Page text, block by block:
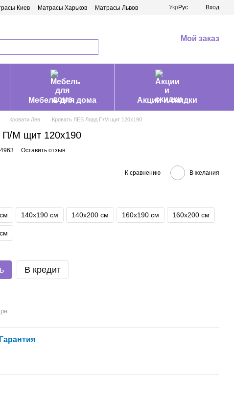
Киев Матрасы Харьков
Матрасы Львов
Укр Рус Вход
Мой заказ
Мебель для дома Акции и скидки
Кровати Лев Кровать ЛЕВ Лорд П/М щит 120х190
П/М щит 120х190
Оставить отзыв
К сравнению В желания
140х190 см 140х200 см 160х190 см 160х200 см
В кредит
Гарантия